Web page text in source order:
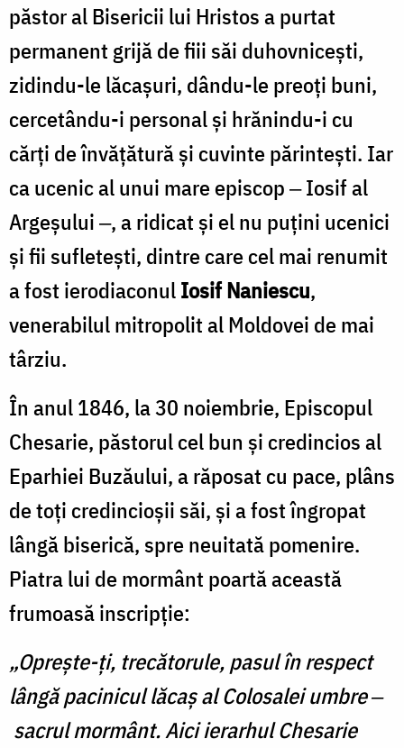
păstor al Bisericii lui Hristos a purtat
permanent grijă de fiii săi duhovniceşti,
zidindu-le lăcaşuri, dându-le preoţi buni,
cercetându-i personal şi hrănindu-i cu
cărţi de învăţătură şi cuvinte părinteşti. Iar
ca ucenic al unui mare episcop ‒ Iosif al
Argeşului ‒, a ridicat şi el nu puţini ucenici
şi fii sufleteşti, dintre care cel mai renumit
a fost ierodiaconulIosif Naniescu,
venerabilul mitropolit al Moldovei de mai
târziu.
În anul 1846, la 30 noiembrie, Episcopul
Chesarie, păstorul cel bun şi credincios al
Eparhiei Buzăului, a răposat cu pace, plâns
de toţi credincioşii săi, şi a fost îngropat
lângă biserică, spre neuitată pomenire.
Piatra lui de mormânt poartă această
frumoasă inscripţie:
„Opreşte-ţi, trecătorule, pasul în respect
lângă pacinicul lăcaş al Colosalei umbre ‒
sacrul mormânt. Aici ierarhul Chesarie